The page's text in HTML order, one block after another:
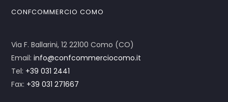
CONFCOMMERCIO COMO
Via F. Ballarini, 12 22100 Como (CO)
Email:info@confcommerciocomo.it
Tel: +39 031 2441
Fax: +39 031 271667